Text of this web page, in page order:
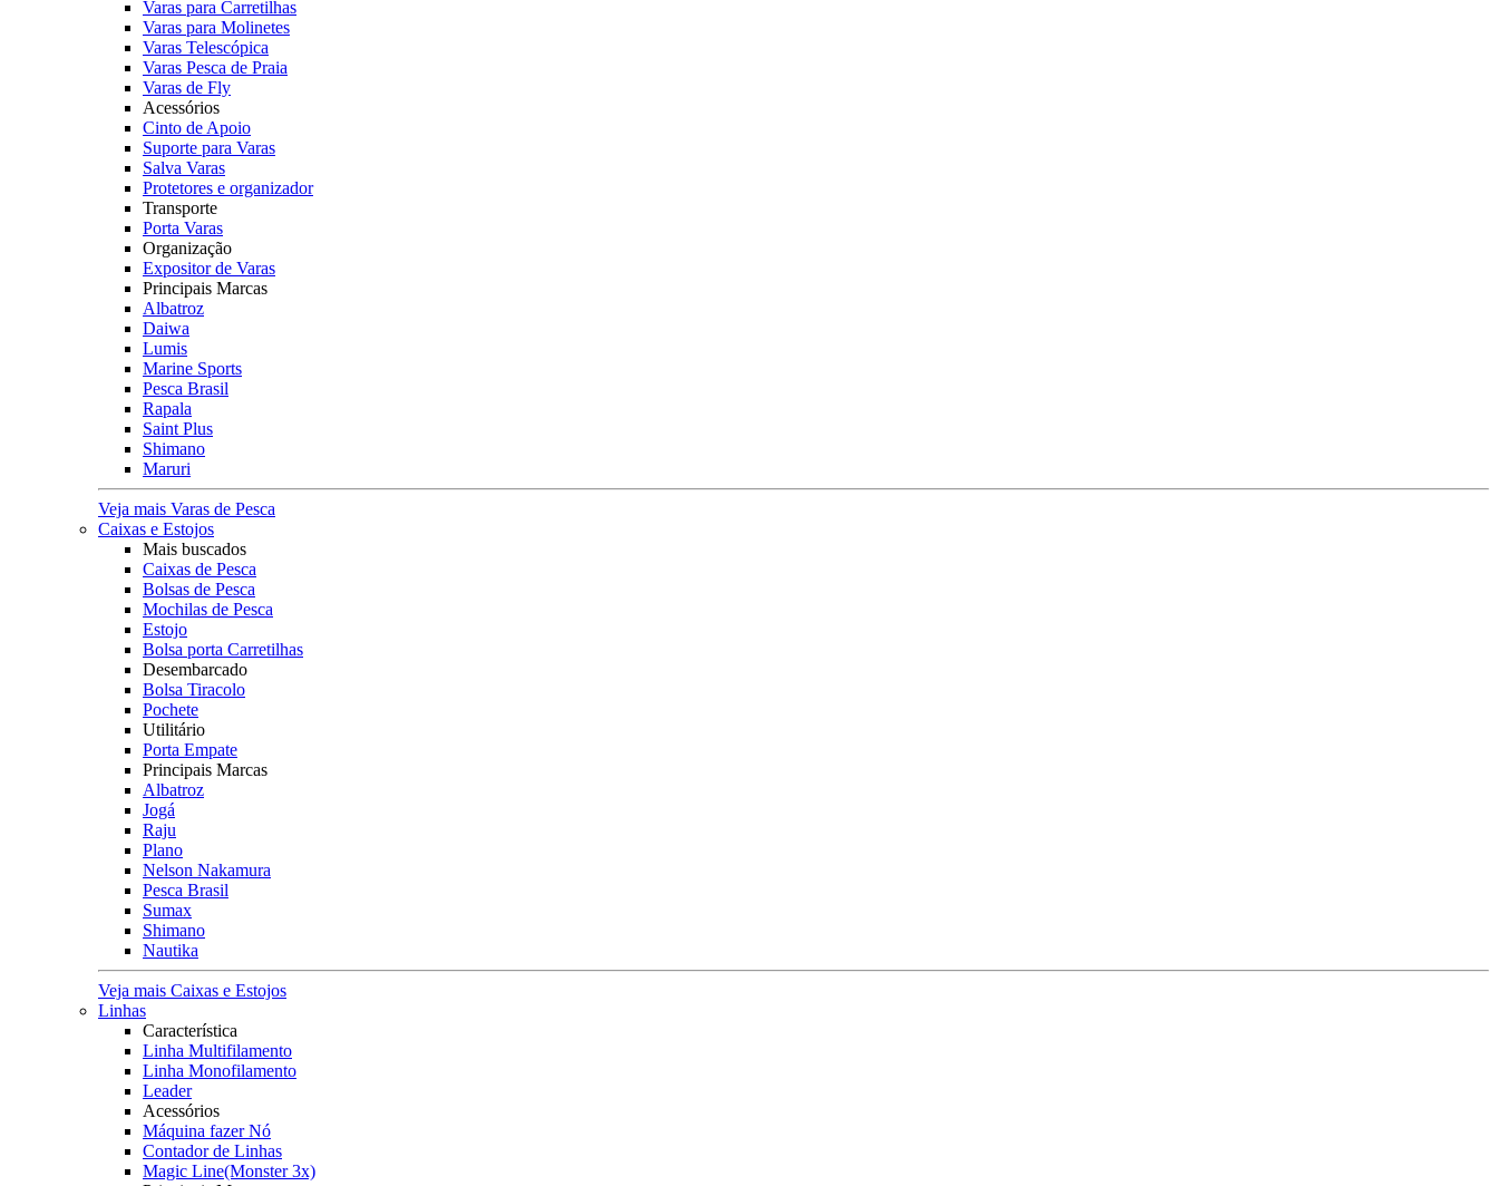
Varas para Carretilhas
Varas para Molinetes
Varas Telescópica
Varas Pesca de Praia
Varas de Fly
Acessórios
Cinto de Apoio
Suporte para Varas
Salva Varas
Protetores e organizador
Transporte
Porta Varas
Organização
Expositor de Varas
Principais Marcas
Albatroz
Daiwa
Lumis
Marine Sports
Pesca Brasil
Rapala
Saint Plus
Shimano
Maruri
Veja mais Varas de Pesca
Caixas e Estojos
Mais buscados
Caixas de Pesca
Bolsas de Pesca
Mochilas de Pesca
Estojo
Bolsa porta Carretilhas
Desembarcado
Bolsa Tiracolo
Pochete
Utilitário
Porta Empate
Principais Marcas
Albatroz
Jogá
Raju
Plano
Nelson Nakamura
Pesca Brasil
Sumax
Shimano
Nautika
Veja mais Caixas e Estojos
Linhas
Característica
Linha Multifilamento
Linha Monofilamento
Leader
Acessórios
Máquina fazer Nó
Contador de Linhas
Magic Line(Monster 3x)